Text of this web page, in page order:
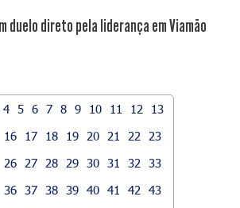
duelo direto pela liderança em Viamão
4 5 6 7 8 9 10 11 12
13
16 17 18 19 20 21 22
23
26 27 28 29 30 31 32
33
36 37 38 39 40 41 42
43